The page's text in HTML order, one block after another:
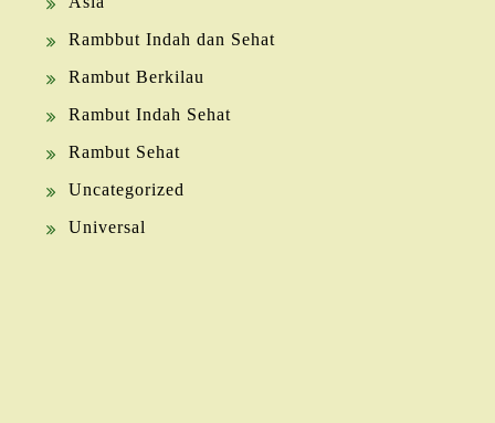
Rambbut Indah dan Sehat
Rambut Berkilau
Rambut Indah Sehat
Rambut Sehat
Uncategorized
Universal